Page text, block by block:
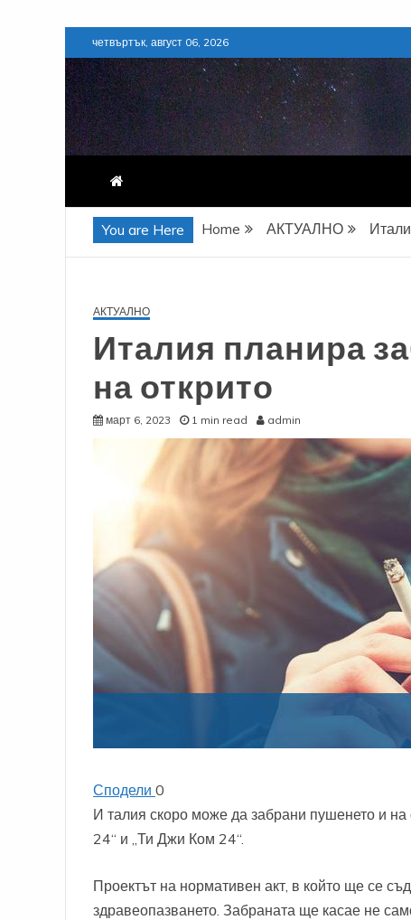
to
content
четвъртък, август 06, 2026
You are Here Home АКТУАЛНО
АКТУАЛНО
Италия планира
на открито
март 6, 2023 1 min read admin
Сподели 0
И талия скоро може да забрани пушенето и
24“ и „Ти Джи Ком 24“.
Проектът на нормативен акт, в който ще се
здравеопазването. Забраната ще касае не